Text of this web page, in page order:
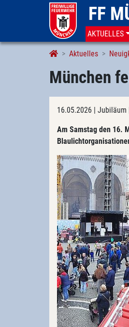
FF
AKTUELLES
Aktuelles
München
16.05.2026 | Jubiläum
Am Samstag den 16.